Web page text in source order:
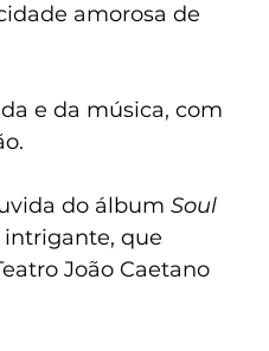
amorosa de
e da música, com
do álbum Soul
que
João Caetano